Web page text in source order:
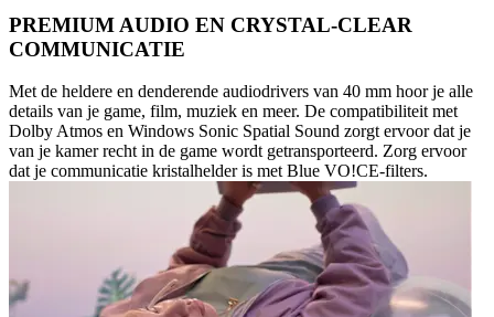
PREMIUM AUDIO EN CRYSTAL-CLEAR
COMMUNICATIE
Met de heldere en denderende audiodrivers van 40 mm hoor je alle
details van je game, film, muziek en meer. De compatibiliteit met
Dolby Atmos en Windows Sonic Spatial Sound zorgt ervoor dat je
van je kamer recht in de game wordt getransporteerd. Zorg ervoor
dat je communicatie kristalhelder is met Blue VO!CE-filters.